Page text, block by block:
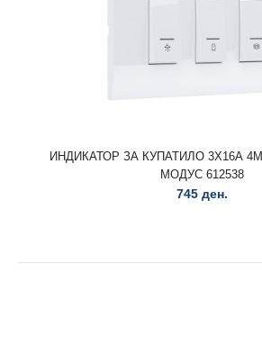
ДОЗНА 7М МОДУС
92 ден.
ИНДИКАТОР ЗА КУПАТИЛО 3Х16А
МОДУС 612538
745 ден.